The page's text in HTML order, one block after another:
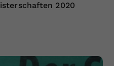
2020